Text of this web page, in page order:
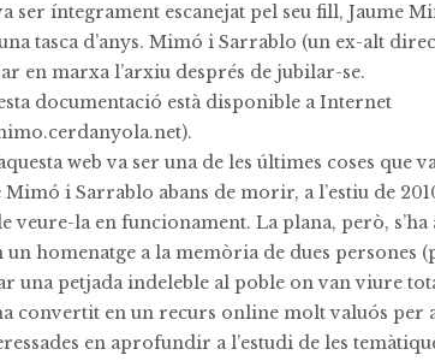
ser íntegrament escanejat pel seu fill, Jaume
tasca d’anys. Mimó i Sarrablo (un ex-alt
en marxa l’arxiu després de jubilar-se.
documentació està disponible a Internet
web va ser una de les últimes coses que
Mimó i Sarrablo abans de morir, a l’estiu de
veure-la en funcionament. La plana, però, s’ha
homenatge a la memòria de dues persones
una petjada indeleble al poble on van viure
convertit en un recurs online molt valuós per
en aprofundir a l’estudi de les